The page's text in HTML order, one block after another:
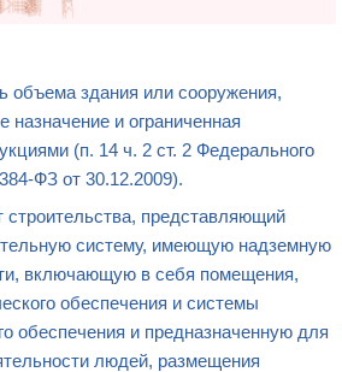
объема здания или сооружения,
и ограниченная
(п. 14 ч. 2 ст. 2 Федерального
ФЗ от 30.12.2009).
строительства, представляющий
систему, имеющую надземную
включающую в себя помещения,
обеспечения и системы
обеспечения и предназначенную для
людей, размещения